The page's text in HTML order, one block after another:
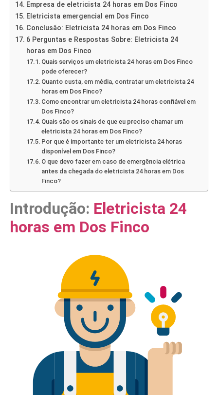
Empresa de eletricista 24 horas em Dos Finco
Eletricista emergencial em Dos Finco
Conclusão: Eletricista 24 horas em Dos Finco
6 Perguntas e Respostas Sobre: Eletricista 24
horas em Dos Finco
Quais serviços um eletricista 24 horas em Dos Finco
pode oferecer?
Quanto custa, em média, contratar um eletricista 24
horas em Dos Finco?
Como encontrar um eletricista 24 horas confiável em
Dos Finco?
Quais são os sinais de que eu preciso chamar um
eletricista 24 horas em Dos Finco?
Por que é importante ter um eletricista 24 horas
disponível em Dos Finco?
O que devo fazer em caso de emergência elétrica
antes da chegada do eletricista 24 horas em Dos
Finco?
Introdução: Eletricista 24
horas em Dos Finco